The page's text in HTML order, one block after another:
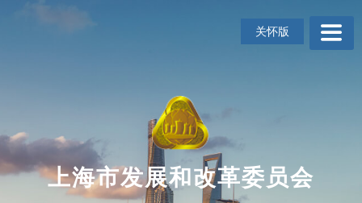
转
到
网
关怀版
上海市发展和改革委员会